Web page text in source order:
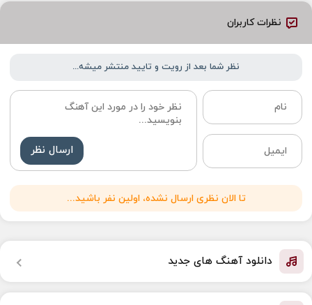
نظرات کاربران
نظر شما بعد از رویت و تایید منتشر میشه...
ارسال نظر
تا الان نظری ارسال نشده، اولین نفر باشید...
دانلود آهنگ های جدید